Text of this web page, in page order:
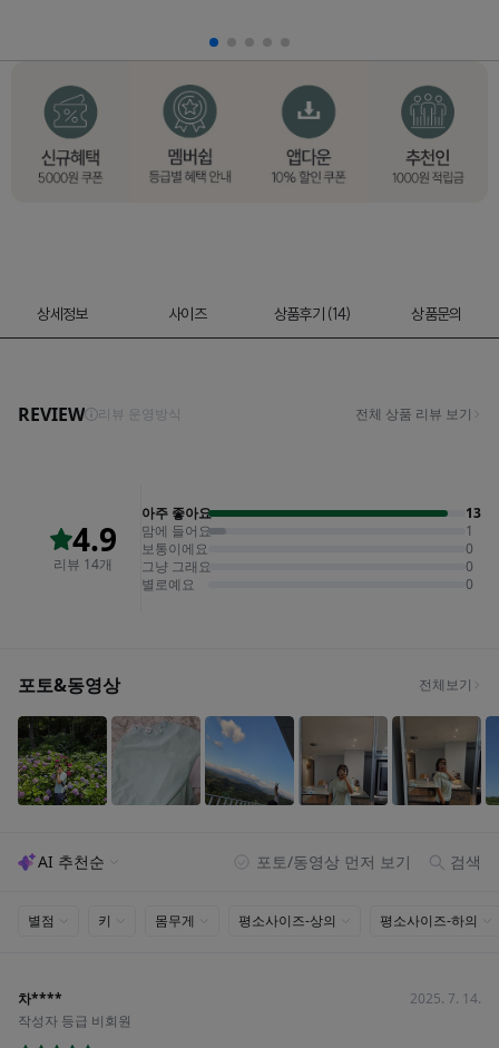
상세정보 사이즈 상품후기 (14) 상품문의